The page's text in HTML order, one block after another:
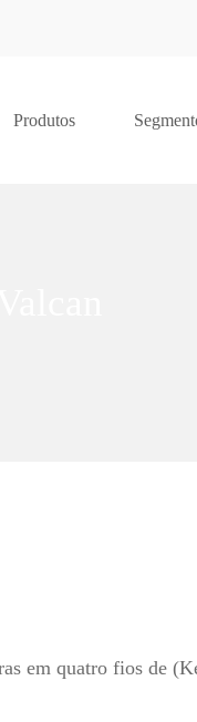
Produtos
em quatro fios de